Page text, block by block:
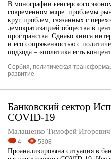
В монографии венгерского
современном мире: проблемы
круг проблем, связанных с
демократизацией общества в
пространства. Однако книга
и его сопряженностью с
подхода – «политика есть
Сербия, политическая
развитие
Банковский сектор
COVID-19
Малашенко Тимофей Игоревич
4 5308
Проанализирована ситуация в